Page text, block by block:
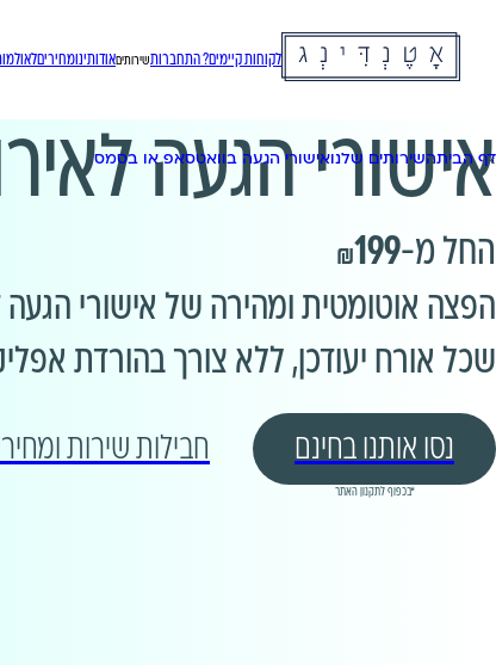
לקוחות קיימים? התחברותשירותיםאודותינו מחירים
דף הביתהשירותים שלנואישורי הגעה בוואטסאפ או בסמס
אישורי הגעה
החל מ- ₪199
שכל אורח יעודכן, ללא צורך בהורדת
נסו אותנו בחינם
*בכפוף לתקנון האתר
חבילות שירות